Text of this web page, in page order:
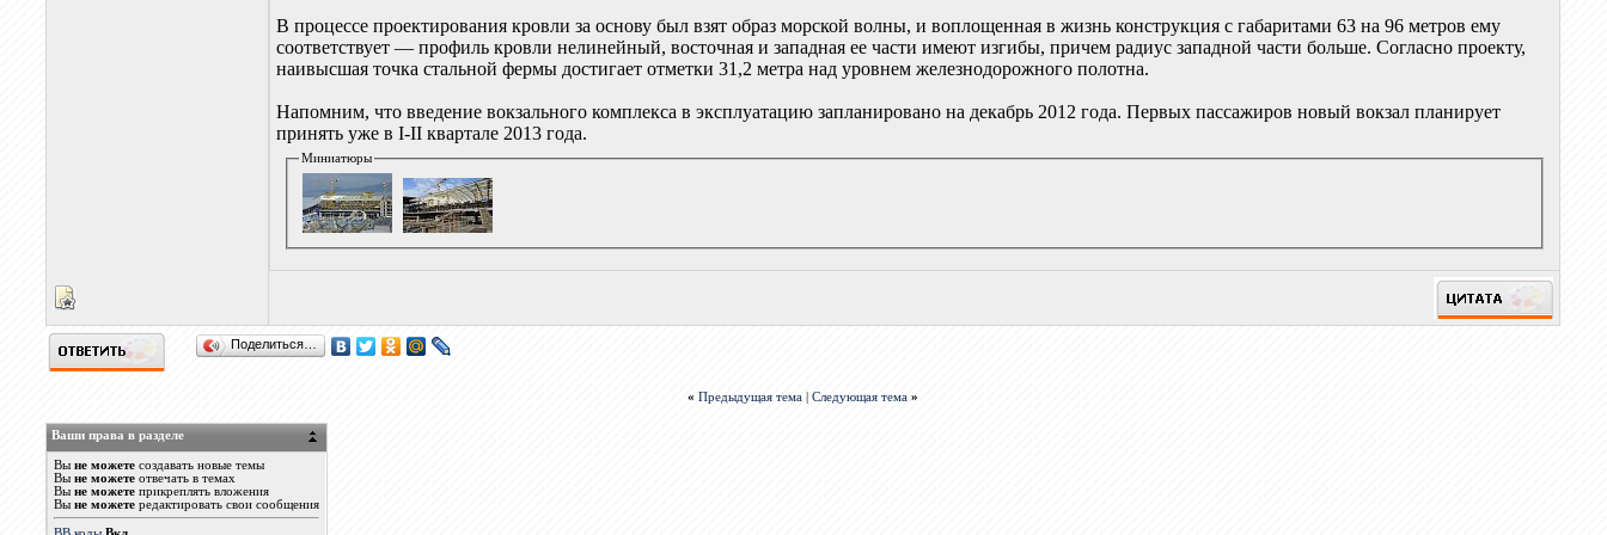
В процессе проектирования кровли за основу был взят образ морской волны, и воплощенная в жизнь конструкция с габаритами 63 на 96 метров ему
соответствует — профиль кровли нелинейный, восточная и западная ее части имеют изгибы, причем радиус западной части больше. Согласно проекту,
наивысшая точка стальной фермы достигает отметки 31,2 метра над уровнем железнодорожного полотна.
Напомним, что введение вокзального комплекса в эксплуатацию запланировано на декабрь 2012 года. Первых пассажиров новый вокзал планирует
принять уже в I-II квартале 2013 года.
Миниатюры
Поделиться…
« Предыдущая тема |Следующая тема »
Ваши права в разделе
Выне можете создавать новые темы
Выне можете отвечать в темах
Выне можете прикреплять вложения
Выне можете редактировать свои сообщения